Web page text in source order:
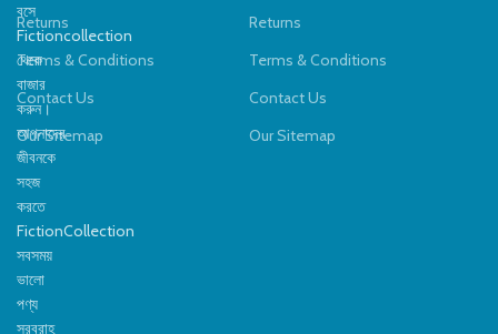
রং:গোলাপি, নীল, বেগুনি (ভ্যারিয়েন্ট
অনুযায়ী)
ঘরের যেকোনো কোণে ব্যবহারযোগ্য। 💺
চোখের উপর চাপ কমায়। 🦶 নিরাপদ ও
বসে
Fictioncollection
থেকে
বাজার
করুন।
আপনাদের
জীবনকে
সহজ
করতে
FictionCollection
সবসময়
ভালো
পণ্য
সরবরাহ
Returns
Terms & Conditions
Contact Us
Our Sitemap
Returns
Terms & Conditions
Contact Us
Our Sitemap